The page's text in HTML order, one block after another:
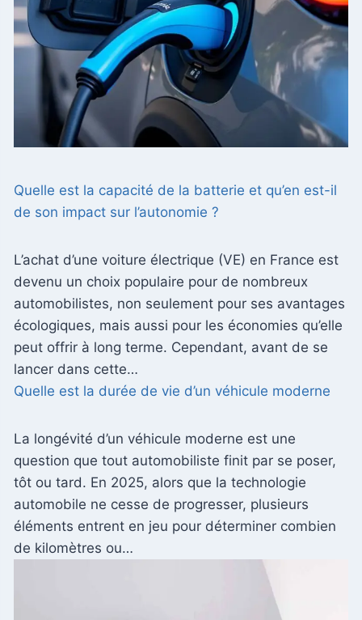
Quelle est la capacité de la batterie et qu’en est-il
de son impact sur l’autonomie ?
L’achat d’une voiture électrique (VE) en France est
devenu un choix populaire pour de nombreux
automobilistes, non seulement pour ses avantages
écologiques, mais aussi pour les économies qu’elle
peut offrir à long terme. Cependant, avant de se
lancer dans cette…
Quelle est la durée de vie d’un véhicule moderne
La longévité d’un véhicule moderne est une
question que tout automobiliste finit par se poser,
tôt ou tard. En 2025, alors que la technologie
automobile ne cesse de progresser, plusieurs
éléments entrent en jeu pour déterminer combien
de kilomètres ou…